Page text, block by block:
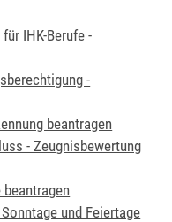
IHK-Berufe -
-
beantragen
- Zeugnisbewertung
und Feiertage